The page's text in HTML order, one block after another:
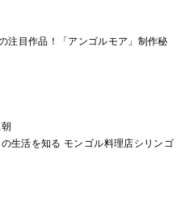
目作品！「アンゴルモア」制作秘
生活を知る モンゴル料理店シリンゴ